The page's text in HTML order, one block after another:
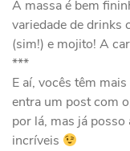
A massa é bem
variedade de drinks
(sim!) e mojito! A
***
E aí, vocês têm
entra um post com
por lá, mas já
incríveis